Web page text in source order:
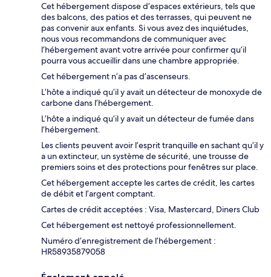
Cet hébergement dispose d’espaces extérieurs, tels que
des balcons, des patios et des terrasses, qui peuvent ne
pas convenir aux enfants. Si vous avez des inquiétudes,
nous vous recommandons de communiquer avec
l’hébergement avant votre arrivée pour confirmer qu’il
pourra vous accueillir dans une chambre appropriée.
Cet hébergement n’a pas d’ascenseurs.
L’hôte a indiqué qu’il y avait un détecteur de monoxyde de
carbone dans l’hébergement.
L’hôte a indiqué qu’il y avait un détecteur de fumée dans
l’hébergement.
Les clients peuvent avoir l’esprit tranquille en sachant qu’il y
a un extincteur, un système de sécurité, une trousse de
premiers soins et des protections pour fenêtres sur place.
Cet hébergement accepte les cartes de crédit, les cartes
de débit et l’argent comptant.
Cartes de crédit acceptées : Visa, Mastercard, Diners Club
Cet hébergement est nettoyé professionnellement.
Numéro d’enregistrement de l’hébergement :
HR58935879058